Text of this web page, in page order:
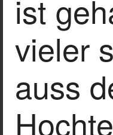
ist
vieler
auss